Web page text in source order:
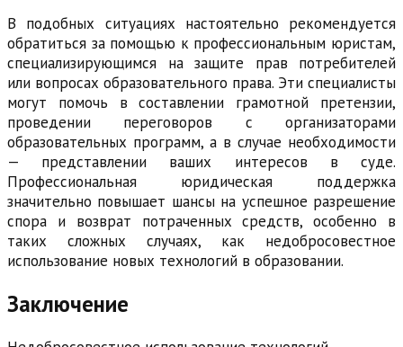
В подобных ситуациях настоятельно рекомендуется
обратиться за помощью к профессиональным юристам,
специализирующимся на защите прав потребителей
или вопросах образовательного права. Эти специалисты
могут помочь в составлении грамотной претензии,
проведении переговоров с организаторами
образовательных программ, а в случае необходимости
— представлении ваших интересов в суде.
Профессиональная юридическая поддержка
значительно повышает шансы на успешное разрешение
спора и возврат потраченных средств, особенно в
таких сложных случаях, как недобросовестное
использование новых технологий в образовании.
Заключение